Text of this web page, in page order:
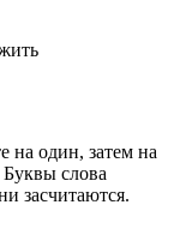
на один, затем на
слова
засчитаются.